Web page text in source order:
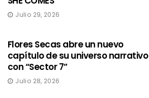
Julio 29, 2026
Flores Secas abre un nuevo
capítulo de su universo narrativo
con “Sector 7”
Julio 28, 2026